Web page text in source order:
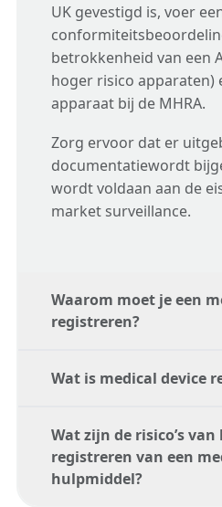
UK gevestigd is, voer
betrokkenheid van een
hoger risico apparaten)
apparaat bij de MHRA.
Zorg ervoor dat er
documentatiewordt
wordt voldaan aan de
market surveillance.
Waarom moet je een
registreren?
productwetgeving, wat
patiëntveiligheid,
en kwaliteitsborging.
Wat is medical device
Medical device
proces waarbij zowel de
Wat zijn de risico’s van
registreren van een
hulpmiddel?